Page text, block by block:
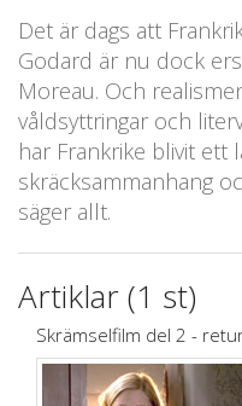
Det är dags att
Godard är nu dock
Moreau. Och
våldsyttringar och
har Frankrike blivit ett
skräcksammanhang
säger allt.
Artiklar (1 st)
Skrämselfilm del 2 -